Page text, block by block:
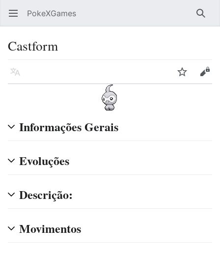
Abrir menu principal PokeXGames
Castform
Idioma Vigiar Editar
Informações Gerais
Evoluções
Descrição:
Movimentos